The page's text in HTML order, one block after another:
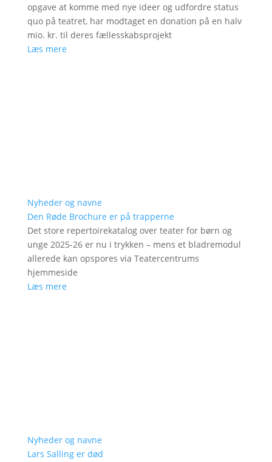
opgave at komme med nye ideer og udfordre status
quo på teatret, har modtaget en donation på en halv
mio. kr. til deres fællesskabsprojekt
Læs mere
Nyheder og navne
Den Røde Brochure er på trapperne
Det store repertoirekatalog over teater for børn og
unge 2025-26 er nu i trykken – mens et bladremodul
allerede kan opspores via Teatercentrums
hjemmeside
Læs mere
Nyheder og navne
Lars Salling er død